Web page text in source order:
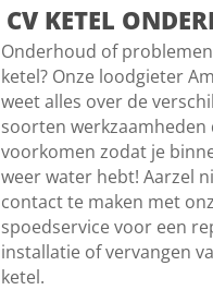
CV KETEL
Onderhoud of problemen
ketel? Onze loodgieter
weet alles over de
soorten werkzaamheden
voorkomen zodat je
weer water hebt! Aarzel
contact te maken met
spoedservice voor een
installatie of vervangen
ketel.